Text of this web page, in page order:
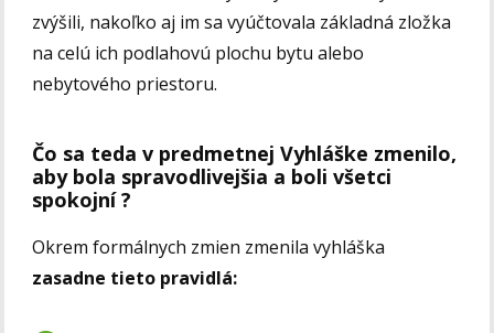
zvýšili, nakoľko aj im sa vyúčtovala základná zložka
na celú ich podlahovú plochu bytu alebo
nebytového priestoru.
Čo sa teda v predmetnej Vyhláške zmenilo,
aby bola spravodlivejšia a boli všetci
spokojní ?
Okrem formálnych zmien zmenila vyhláška
zasadne tieto pravidlá: